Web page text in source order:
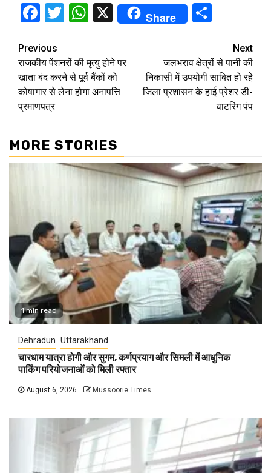
Facebook
TwitterWhatsApp
X Share
Continue
Reading
Previous
राजकीय पेंशनरों की मृत्यु होने पर
खाता बंद करने से पूर्व बैंकों को
कोषागार से लेना होगा अनापत्ति
प्रमाणपत्र
Next
जलभराव क्षेत्रों से पानी की
निकासी में उपयोगी साबित हो रहे
जिला प्रशासन के हाई प्रेशर डी-
वाटरिंग पंप
MORE STORIES
1 min read
Dehradun Uttarakhand
चारधाम यात्रा होगी और सुगम, कर्णप्रयाग और सिमली में आधुनिक
पार्किंग परियोजनाओं को मिली रफ्तार
August 6, 2026 Mussoorie Times